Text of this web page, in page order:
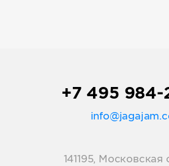
+7 495 984-
141195, Московская